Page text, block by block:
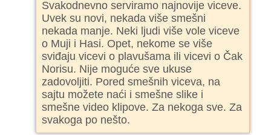
Svakodnevno serviramo najnovije viceve.
Uvek su novi, nekada više smešni
nekada manje. Neki ljudi više vole viceve
o Muji i Hasi. Opet, nekome se više
sviđaju vicevi o plavušama ili vicevi o Čak
Norisu. Nije moguće sve ukuse
zadovoljiti. Pored smešnih viceva, na
sajtu možete naći i smešne slike i
smešne video klipove. Za nekoga sve. Za
svakoga po nešto.